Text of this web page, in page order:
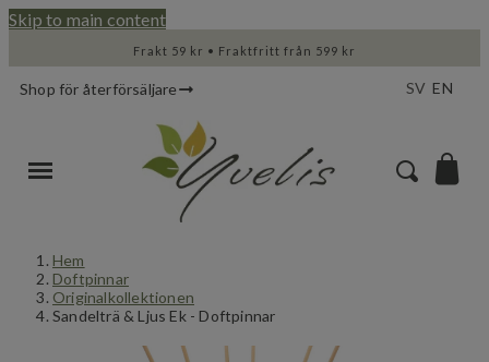
Skip to main content
Frakt 59 kr • Fraktfritt från 599 kr
Shop för återförsäljare SV EN
Hem
Doftpinnar
Originalkollektionen
Sandelträ & Ljus Ek - Doftpinnar